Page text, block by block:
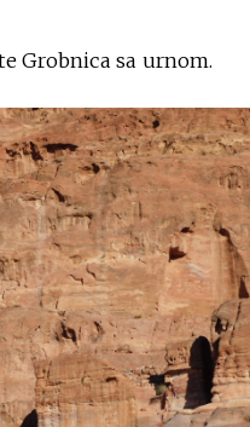
Grobnica sa urnom.